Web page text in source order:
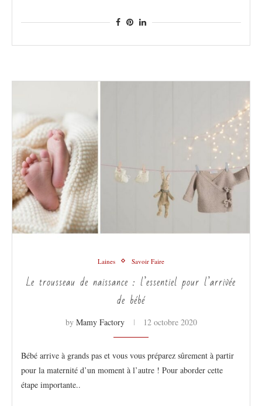
Laines Savoir Faire
Le trousseau de naissance : l’essentiel pour l’arrivée
de bébé
by Mamy Factory 12 octobre 2020
Bébé arrive à grands pas et vous vous préparez sûrement à partir
pour la maternité d’un moment à l’autre ! Pour aborder cette
étape importante..